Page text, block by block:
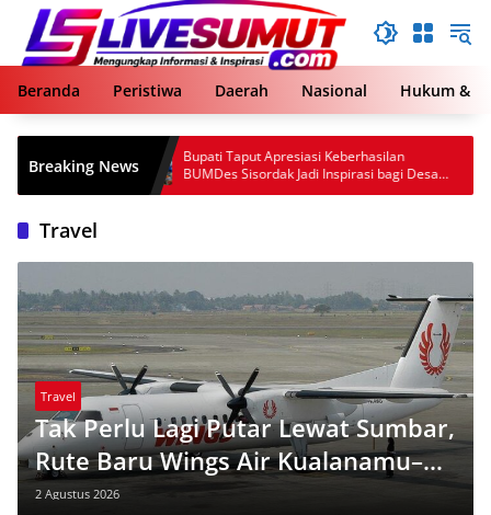
Langsung
konten
Beranda
Peristiwa Daerah Nasional Hukum &
Breaking News
Bupati Taput Apresiasi Keberhasilan
BUMDes Sisordak Jadi Inspirasi bagi Desa
Lain
Travel
Travel
Tak Perlu Lagi Putar Lewat Sumbar,
Rute Baru Wings Air Kualanamu–
Madina Resmi Dibuka
2 Agustus 2026